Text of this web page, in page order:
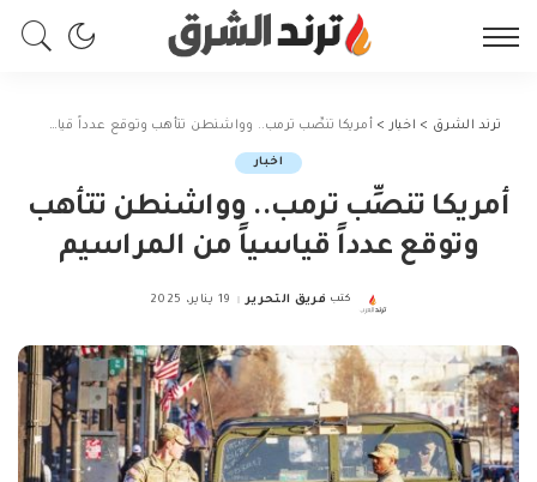
ترند الشرق > اخبار > أمريكا تنصِّب ترمب.. وواشنطن تتأهب وتوقع عدداً قياسياً من المراسيم
اخبار
أمريكا تنصِّب ترمب.. وواشنطن تتأهب
وتوقع عدداً قياسياً من المراسيم
Posted
كتب فريق التحرير 19 يناير، 2025